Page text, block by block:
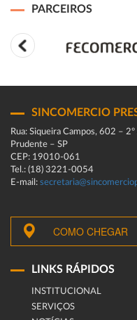
PARCEIROS
SINCOMERCIO
Rua: Siqueira Campos, 602 –
Prudente – SP
CEP: 19010-061
Tel.: (18) 3221-0054
E-mail:
COMO CHEGAR
LINKS RÁPIDOS
INSTITUCIONAL
SERVIÇOS